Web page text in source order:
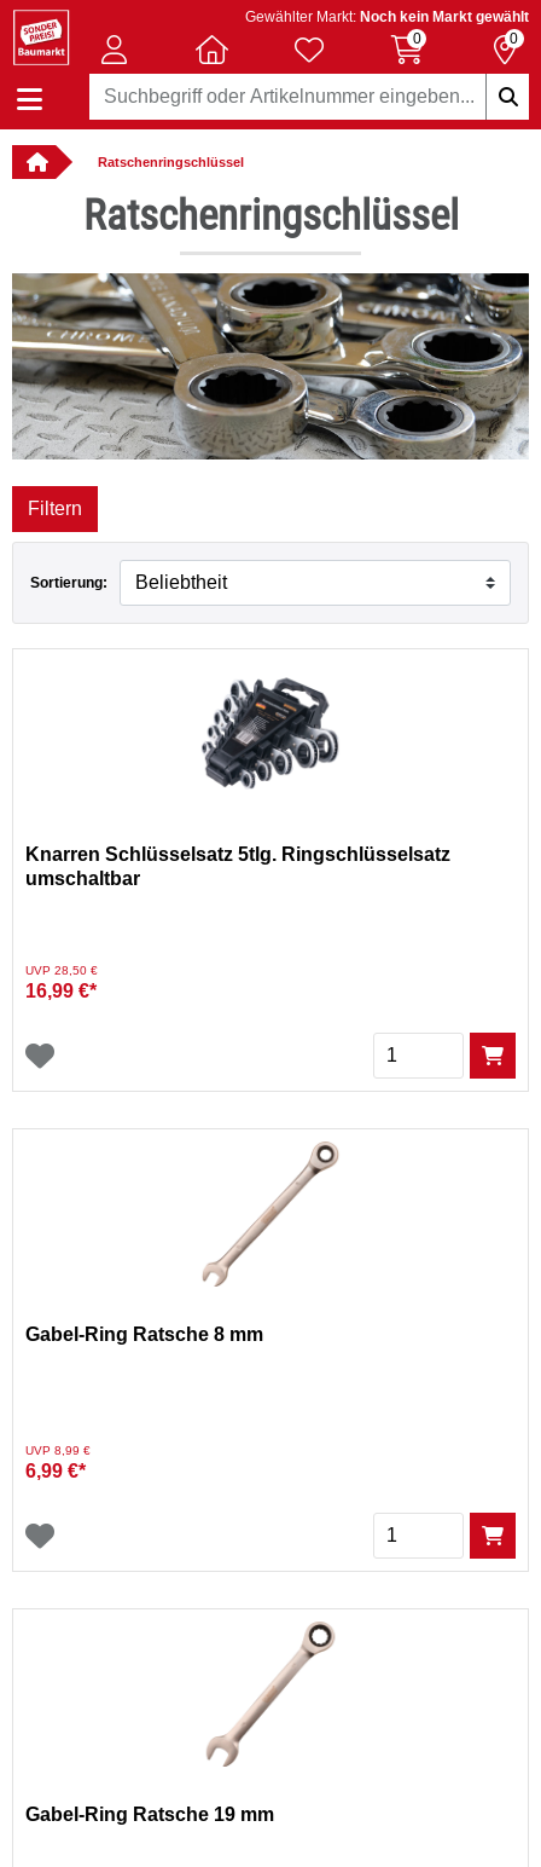
Gewählter Markt: Noch kein Markt gewählt
0
0
Ratschenringschlüssel
Ratschenringschlüssel
Filtern
Sortierung:
Knarren Schlüsselsatz 5tlg. Ringschlüsselsatz
umschaltbar
Preis reduziert von
UVP 28,50 €auf
16,99 €*
Menge
Gabel-Ring Ratsche 8 mm
Preis reduziert von
UVP 8,99 €auf
6,99 €*
Menge
Gabel-Ring Ratsche 19 mm